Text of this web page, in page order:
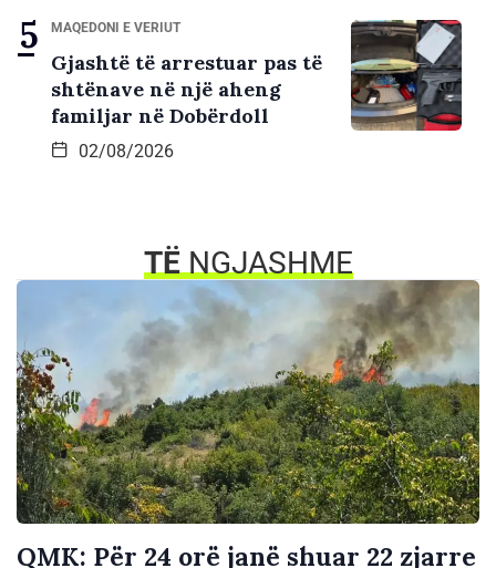
MAQEDONI E VERIUT
Gjashtë të arrestuar pas të
shtënave në një aheng
familjar në Dobërdoll
02/08/2026
TË NGJASHME
QMK: Për 24 orë janë shuar 22 zjarre